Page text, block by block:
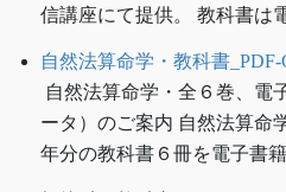
信講座にて提供。 教科書は
自然法算命学・教科書_PDF-
自然法算命学・全６巻、電
ータ）のご案内 自然法算命
年分の教科書６冊を電子書